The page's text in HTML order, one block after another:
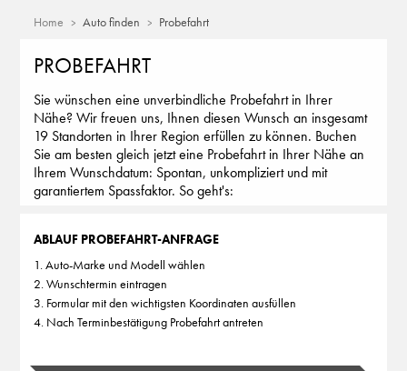
Home Auto finden Probefahrt
PROBEFAHRT
Sie wünschen eine unverbindliche Probefahrt in Ihrer
Nähe? Wir freuen uns, Ihnen diesen Wunsch an insgesamt
19 Standorten in Ihrer Region erfüllen zu können. Buchen
Sie am besten gleich jetzt eine Probefahrt in Ihrer Nähe an
Ihrem Wunschdatum: Spontan, unkompliziert und mit
garantiertem Spassfaktor. So geht's:
ABLAUF PROBEFAHRT-ANFRAGE
1. Auto-Marke und Modell wählen
2. Wunschtermin eintragen
3. Formular mit den wichtigsten Koordinaten ausfüllen
4. Nach Terminbestätigung Probefahrt antreten